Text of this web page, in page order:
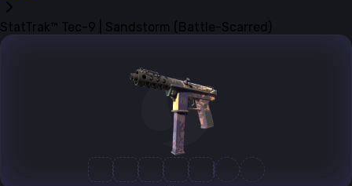
StatTrak™ Tec-9 | Sandstorm (Battle-Scarred)